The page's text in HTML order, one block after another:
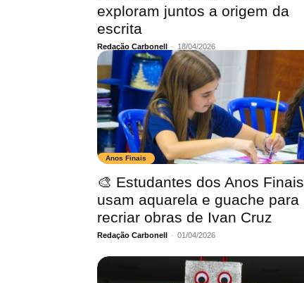
exploram juntos a origem da
escrita
Redação Carbonell - 18/04/2026
Anos Finais
🎨 Estudantes dos Anos Finais
usam aquarela e guache para
recriar obras de Ivan Cruz
Redação Carbonell - 01/04/2026